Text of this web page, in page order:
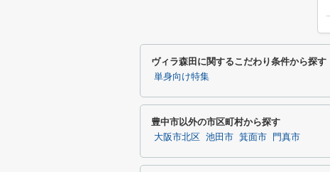
ヴィラ森田に関するこだわり条件から探す
単身向け特集
豊中市以外の市区町村から探す
大阪市北区 池田市 箕面市 門真市